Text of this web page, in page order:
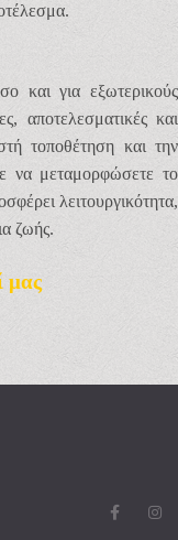
και για εξωτερικούς
αποτελεσματικές και
τοποθέτηση και την
να μεταμορφώσετε το
λειτουργικότητα,
ζωής.
μας